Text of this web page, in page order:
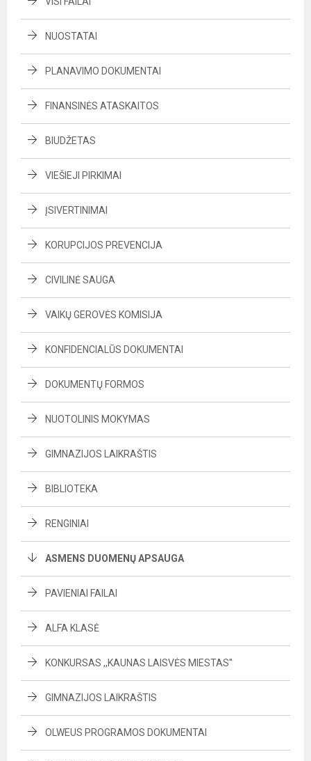
NUOSTATAI
PLANAVIMO DOKUMENTAI
FINANSINĖS ATASKAITOS
BIUDŽETAS
VIEŠIEJI PIRKIMAI
ĮSIVERTINIMAI
KORUPCIJOS PREVENCIJA
CIVILINĖ SAUGA
VAIKŲ GEROVĖS KOMISIJA
KONFIDENCIALŪS DOKUMENTAI
DOKUMENTŲ FORMOS
NUOTOLINIS MOKYMAS
GIMNAZIJOS LAIKRAŠTIS
BIBLIOTEKA
RENGINIAI
ASMENS DUOMENŲ APSAUGA
PAVIENIAI FAILAI
ALFA KLASĖ
KONKURSAS ,,KAUNAS LAISVĖS MIESTAS''
GIMNAZIJOS LAIKRAŠTIS
OLWEUS PROGRAMOS DOKUMENTAI